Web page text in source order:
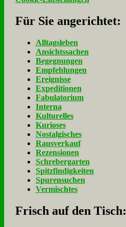
Für Sie an­ge­rich­tet:
Alltagsleben
Ansichtssachen
Begegnungen
Empfehlungen
Ereignisse
Expeditionen
Fabulatorium
Interna
Kulturelles
Kurioses
Nostalgisches
Rausverkauf
Rezensionen
Schrebergarten
Spitzfindigkeiten
Spurensuchen
Vermischtes
Frisch auf den Tisch: